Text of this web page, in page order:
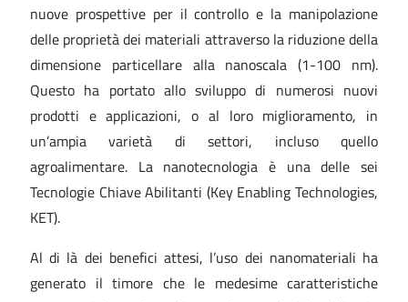
nuove prospettive per il controllo e la manipolazione
delle proprietà dei materiali attraverso la riduzione della
dimensione particellare alla nanoscala (1-100 nm).
Questo ha portato allo sviluppo di numerosi nuovi
prodotti e applicazioni, o al loro miglioramento, in
un’ampia varietà di settori, incluso quello
agroalimentare. La nanotecnologia è una delle sei
Tecnologie Chiave Abilitanti (Key Enabling Technologies,
KET).
Al di là dei benefici attesi, l’uso dei nanomateriali ha
generato il timore che le medesime caratteristiche